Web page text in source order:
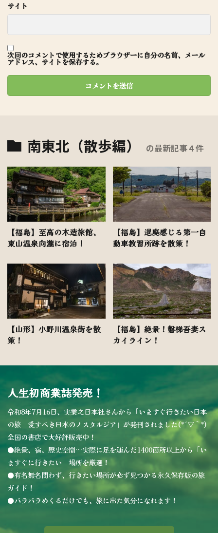
サイト
次回のコメントで使用するためブラウザーに自分の名前、メール
アドレス、サイトを保存する。
南東北（散歩編） の最新記事４件
【福島】至高の木造旅館、
東山温泉向瀧に宿泊！
【福島】退廃感じる第一自
動車教習所跡を散策！
【山形】小野川温泉街を散
策！
【福島】絶景！磐梯吾妻ス
カイライン！
人生初商業誌発売！
令和8年7月16日、実業之日本社さんから「いますぐ行きたい日本
の旅 愛すべき日本のノスタルジア」が発刊されました(*´▽｀*)
全国の書店で大好評販売中！
●絶景、宿、歴史空間…実際に足を運んだ1400箇所以上から「い
ますぐに行きたい」場所を厳選！
●有名無名問わず、行きたい場所が必ず見つかる永久保存版の旅
ガイド！
●パラパラめくるだけでも、旅に出た気分になれます！